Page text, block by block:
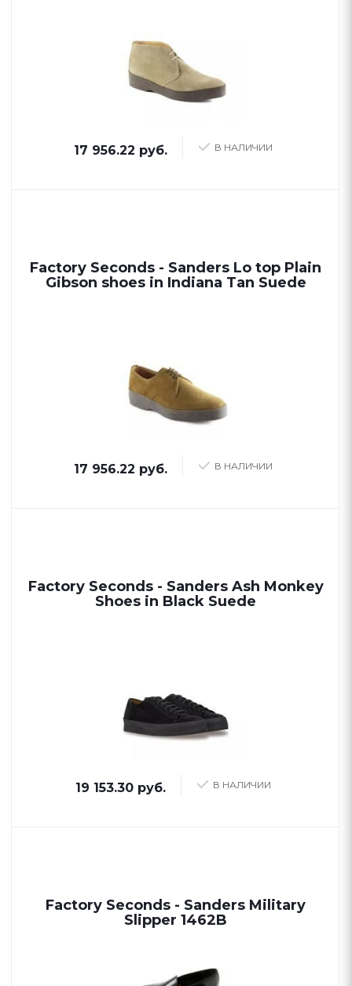
В НАЛИЧИИ
17 956.22 руб.
Factory Seconds - Sanders Lo top Plain
Gibson shoes in Indiana Tan Suede
В НАЛИЧИИ
17 956.22 руб.
Factory Seconds - Sanders Ash Monkey
Shoes in Black Suede
В НАЛИЧИИ
19 153.30 руб.
Factory Seconds - Sanders Military
Slipper 1462B